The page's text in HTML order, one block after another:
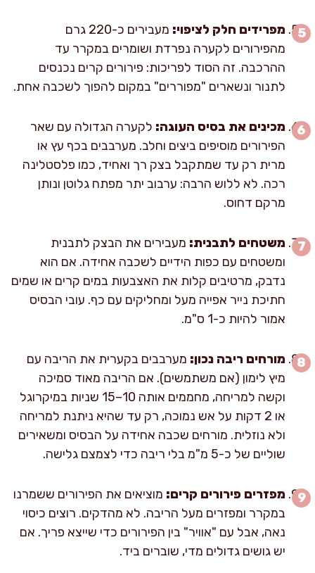
מפרידים חלק לציפוי:
מעבירים כ-220 גרם
מהפירורים לקערה נפרדת ושומרים במקרר עד
ההרכבה. זה הסוד לפריכות: פירורים קרים נכנסים
לתנור ונשארים "מפוררים" במקום להפוך לשכבה אחת.
מכינים את בסיס העוגה: לקערה הגדולה עם שאר
הפירורים מוסיפים ביצים וחלב. מערבבים בכף עץ או
מרית רק עד שמתקבל בצק רך ואחיד, כמו פלסטלינה
רכה. לא ללוש הרבה: ערבוב יתר מפתח גלוטן ונותן
מרקם דחוס.
משטחים לתבנית: מעבירים את הבצק לתבנית
ומשטחים עם כפות הידיים לשכבה אחידה. אם הוא
נדבק, מרטיבים קלות את האצבעות במים קרים או שמים
חתיכת נייר אפייה מעל ומחליקים עם כף. עובי הבסיס
אמור להיות כ-1 ס"מ.
מורחים ריבה נכון: מערבבים בקערית את הריבה עם
מיץ לימון (אם משתמשים). אם הריבה מאוד סמיכה
וקשה למריחה, מחממים אותה 10–15 שניות במיקרוגל
או 2 דקות על אש נמוכה, רק עד שהיא ניתנת למריחה
ולא נוזלית. מורחים שכבה אחידה על הבסיס ומשאירים
שוליים של כ-5 מ"מ בלי ריבה כדי לצמצם גלישה.
מפזרים פירורים קרים: מוציאים את הפירורים ששמרנו
במקרר ומפזרים מעל הריבה. לא מהדקים. רוצים כיסוי
נאה, אבל עם "אוויר" בין הפירורים כדי שייצא פריך. אם
יש גושים גדולים מדי, שוברים ביד.